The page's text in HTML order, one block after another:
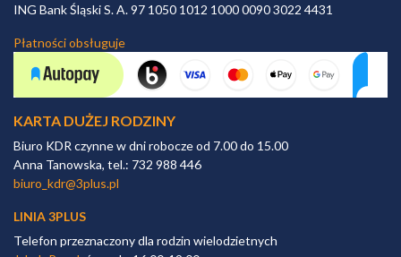
ING Bank Śląski S. A. 97 1050 1012 1000 0090 3022 4431
Płatności obsługuje
KARTA DUŻEJ RODZINY
Biuro KDR czynne w dni robocze od 7.00 do 15.00
Anna Tanowska, tel.: 732 988 446
biuro_kdr@3plus.pl
LINIA 3PLUS
Telefon przeznaczony dla rodzin wielodzietnych